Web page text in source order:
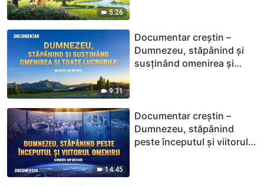
5:26
9:31
Documentar creștin –
Dumnezeu, stăpânind şi
susţinând omenirea şi
14:45
Documentar creștin –
Dumnezeu, stăpânind
peste începutul şi viitorul